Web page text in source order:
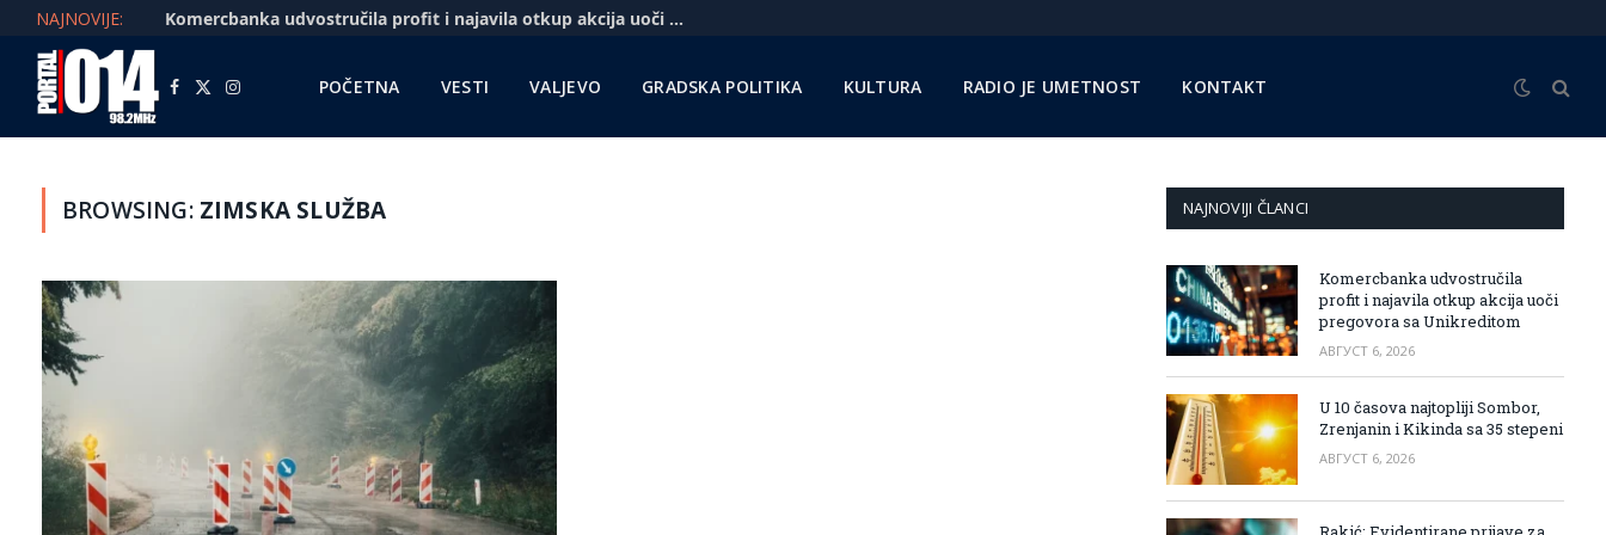
NAJNOVIJE: Komercbanka udvostručila profit i najavila otkup akcija uoči pregovora sa Unikreditom
Facebook
X
Instagram POČETNA VESTI VALJEVO GRADSKA POLITIKA KULTURA RADIO JE UMETNOST KONTAKT
BROWSING: ZIMSKA SLUŽBA NAJNOVIJI ČLANCI
Komercbanka udvostručila
profit i najavila otkup akcija uoči
pregovora sa Unikreditom
АВГУСТ 6, 2026
U 10 časova najtopliji Sombor,
Zrenjanin i Kikinda sa 35 stepeni
АВГУСТ 6, 2026